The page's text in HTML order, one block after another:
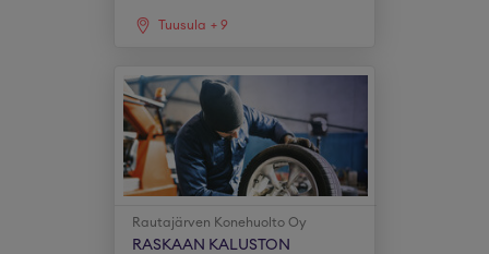
Tuusula + 9
Rautajärven Konehuolto Oy
RASKAAN KALUSTON